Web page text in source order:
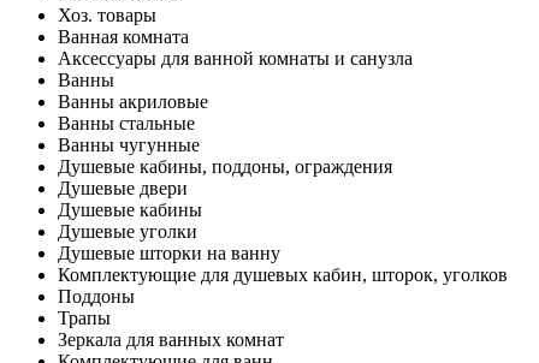
Хоз. товары
Ванная комната
Аксессуары для ванной комнаты и санузла
Ванны
Ванны акриловые
Ванны стальные
Ванны чугунные
Душевые кабины, поддоны, ограждения
Душевые двери
Душевые кабины
Душевые уголки
Душевые шторки на ванну
Комплектующие для душевых кабин, шторок, уголков
Поддоны
Трапы
Зеркала для ванных комнат